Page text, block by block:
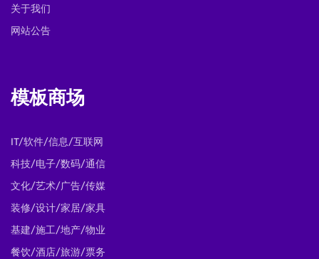
关于我们
网站公告
模板商场
IT/软件/信息/互联网
科技/电子/数码/通信
文化/艺术/广告/传媒
装修/设计/家居/家具
基建/施工/地产/物业
餐饮/酒店/旅游/票务